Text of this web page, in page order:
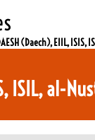
(Daech), EIIL, ISIS,
ISIL, al-